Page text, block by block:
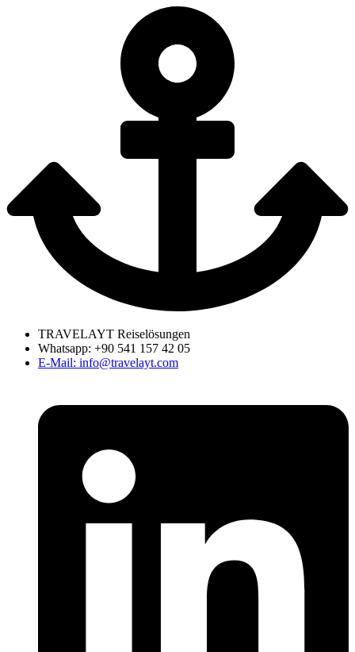
TRAVELAYT Reiselösungen
Whatsapp: +90 541 157 42 05
E-Mail: info@travelayt.com